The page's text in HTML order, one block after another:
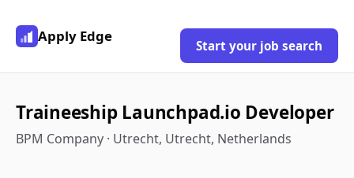
Apply Edge
Start your job search
Traineeship Launchpad.io Developer
BPM Company · Utrecht, Utrecht, Netherlands